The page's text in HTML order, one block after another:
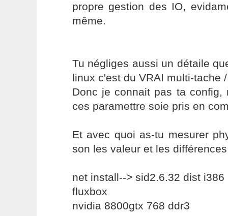
propre gestion des IO,
même.
Tu négliges aussi un détaile
linux c'est du VRAI multi-tache
Donc je connait pas ta
ces paramettre soie pris en
Et avec quoi as-tu mesurer
son les valeur et les
net install--> sid2.6.32 dist i386
fluxbox
nvidia 8800gtx 768 ddr3